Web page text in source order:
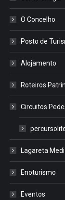
O Concelho
Posto de
Alojamento
Roteiros
Circuitos
Lagareta
Enoturismo
Eventos